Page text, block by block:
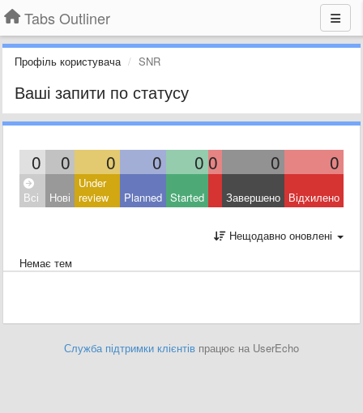
Tabs Outliner
Профіль користувача SNR
Ваші запити по статусу
0 0 0 0 0 0 0 0
Всі Нові
Under
review
Planned Started Завершено Відхилено
Нещодавно оновлені
Немає тем
Служба підтримки клієнтів працює на UserEcho